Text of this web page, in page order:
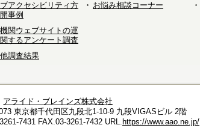
アクセシビリティ方
事例
関ウェブサイトの運
するアンケート調査
調査結果
お悩み相談コーナー
アライド・ブレインズ株式会社
東京都千代田区九段北1-10-9 九段VIGASビル 2階
7431 FAX.03-3261-7432 URL. https://www.aao.ne.jp/